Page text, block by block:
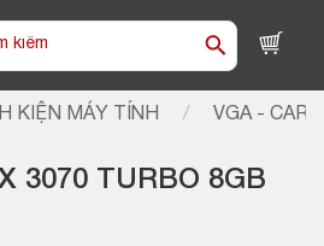
KIỆN MÁY TÍNH / VGA -
3070 TURBO 8GB